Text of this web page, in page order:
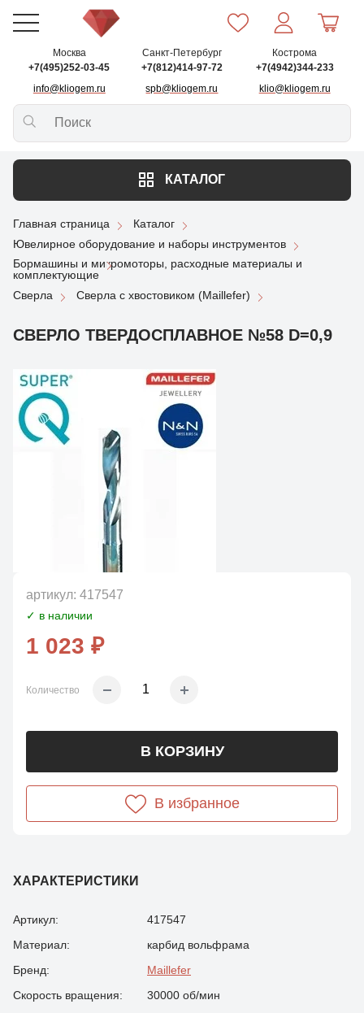
Москва
+7(495)252-03-45
info@kliogem.ru
Санкт-Петербург
+7(812)414-97-72
spb@kliogem.ru
Кострома
+7(4942)344-233
klio@kliogem.ru
КАТАЛОГ
Главная страница
Каталог
Ювелирное оборудование и наборы инструментов
Бормашины и микромоторы, расходные материалы и
комплектующие
Сверла
Сверла с хвостовиком (Maillefer)
СВЕРЛО ТВЕРДОСПЛАВНОЕ №58 D=0,9
ХАРАКТЕРИСТИКИ
Артикул:
417547
Материал:
карбид вольфрама
Бренд:
Maillefer
Скорость вращения:
30000 об/мин
артикул: 417547
✓ в наличии
1 023 ₽
Количество
В КОРЗИНУ
В избранное